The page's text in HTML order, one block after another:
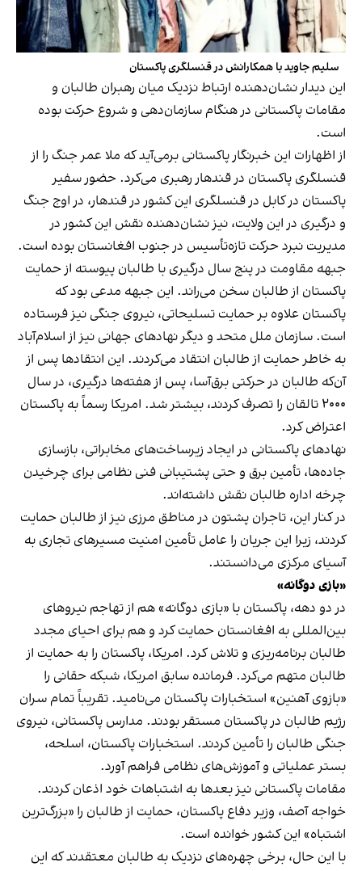
سلیم جاوید با همکارانش در قنسلگری پاکستان
این دیدار نشان‌دهنده ارتباط نزدیک میان رهبران طالبان و
مقامات پاکستانی در هنگام سازمان‌دهی و شروع حرکت بوده
است.
از اظهارات این خبرنگار پاکستانی برمی‌آید که ملا عمر جنگ را از
قنسلگری پاکستان در قندهار رهبری می‌کرد. حضور سفیر
پاکستان در کابل در قنسلگری این کشور در قندهار، در اوج جنگ
و درگیری در این ولایت، نیز نشان‌دهنده نقش این کشور در
مدیریت نبرد حرکت تازه‌تأسیس در جنوب افغانستان بوده است.
جبهه مقاومت در پنج سال درگیری با طالبان پیوسته از حمایت
پاکستان از طالبان سخن می‌راند. این جبهه مدعی بود که
پاکستان علاوه بر حمایت تسلیحاتی، نیروی جنگی نیز فرستاده
است. سازمان ملل متحد و دیگر نهادهای جهانی نیز از اسلام‌آباد
به خاطر حمایت از طالبان انتقاد می‌کردند. این انتقادها پس از
آن‌که طالبان در حرکتی برق‌آسا، پس از هفته‌ها درگیری، در سال
۲۰۰۰ تالقان را تصرف کردند، بیشتر شد. امریکا رسماً به پاکستان
اعتراض کرد.
نهادهای پاکستانی در ایجاد زیرساخت‌های مخابراتی، بازسازی
جاده‌ها، تأمین برق و حتی پشتیبانی فنی نظامی برای چرخیدن
چرخه اداره طالبان نقش داشته‌اند.
در کنار این، تاجران پشتون در مناطق مرزی نیز از طالبان حمایت
کردند، زیرا این جریان را عامل تأمین امنیت مسیرهای تجاری به
آسیای مرکزی می‌دانستند.
«بازی دوگانه»
در دو دهه، پاکستان با «بازی دوگانه» هم از تهاجم نیروهای
بین‌المللی به افغانستان حمایت کرد و هم برای احیای مجدد
طالبان برنامه‌ریزی و تلاش کرد. امریکا، پاکستان را به حمایت از
طالبان متهم می‌کرد. فرمانده سابق امریکا، شبکه حقانی را
«بازوی آهنین» استخبارات پاکستان می‌نامید. تقریباً تمام سران
رژیم طالبان در پاکستان مستقر بودند. مدارس پاکستانی، نیروی
جنگی طالبان را تأمین کردند. استخبارات پاکستان، اسلحه،
بستر عملیاتی و آموزش‌های نظامی فراهم آورد.
مقامات پاکستانی نیز بعدها به اشتباهات خود اذعان کردند.
خواجه آصف، وزیر دفاع پاکستان، حمایت از طالبان را «بزرگ‌ترین
اشتباه» این کشور خوانده است.
با این حال، برخی چهره‌های نزدیک به طالبان معتقدند که این